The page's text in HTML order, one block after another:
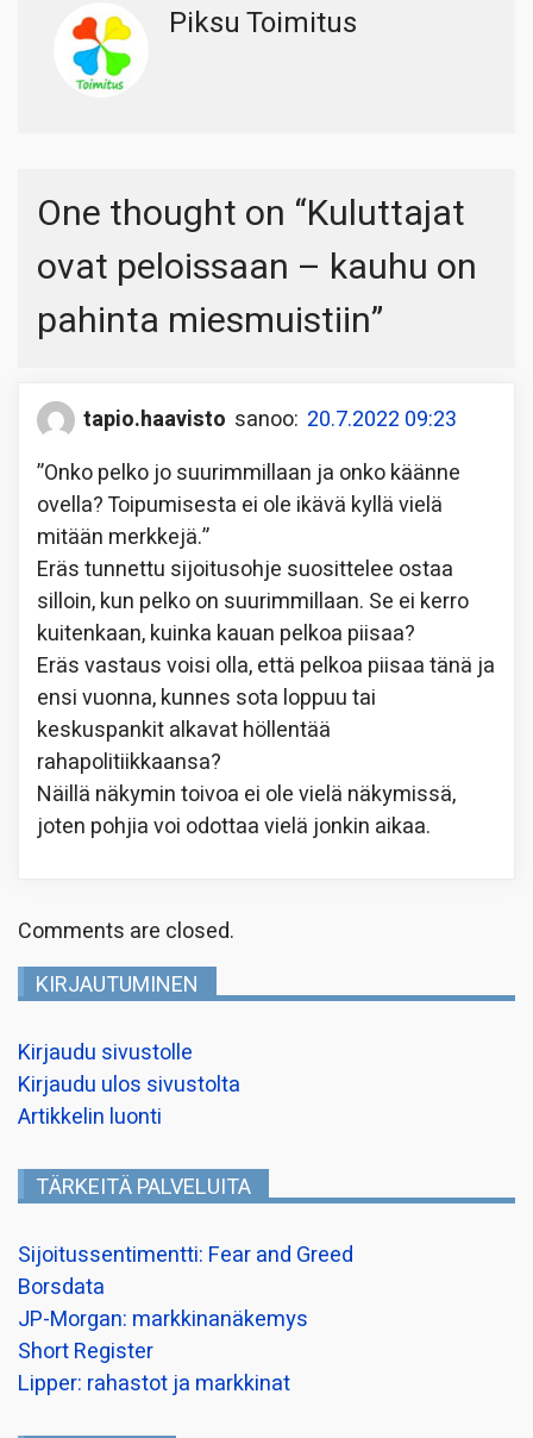
Piksu Toimitus
One thought on “Kuluttajat
ovat peloissaan – kauhu on
pahinta miesmuistiin”
tapio.haavisto sanoo: 20.7.2022 09:23
”Onko pelko jo suurimmillaan ja onko käänne
ovella? Toipumisesta ei ole ikävä kyllä vielä
mitään merkkejä.”
Eräs tunnettu sijoitusohje suosittelee ostaa
silloin, kun pelko on suurimmillaan. Se ei kerro
kuitenkaan, kuinka kauan pelkoa piisaa?
Eräs vastaus voisi olla, että pelkoa piisaa tänä ja
ensi vuonna, kunnes sota loppuu tai
keskuspankit alkavat höllentää
rahapolitiikkaansa?
Näillä näkymin toivoa ei ole vielä näkymissä,
joten pohjia voi odottaa vielä jonkin aikaa.
Comments are closed.
KIRJAUTUMINEN
Kirjaudu sivustolle
Kirjaudu ulos sivustolta
Artikkelin luonti
TÄRKEITÄ PALVELUITA
Sijoitussentimentti: Fear and Greed
Borsdata
JP-Morgan: markkinanäkemys
Short Register
Lipper: rahastot ja markkinat